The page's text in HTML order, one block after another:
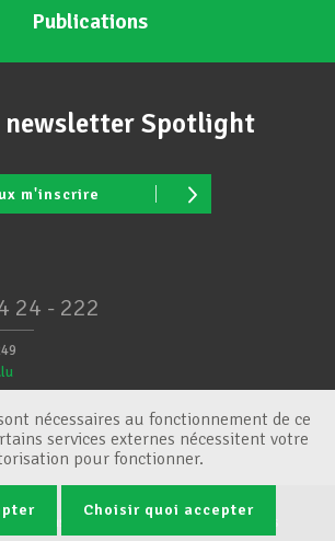
Publications
newsletter Spotlight
m'inscrire
24 - 222
Conditions générales Gestion des cookies
nécessaires au fonctionnement de ce
services externes nécessitent votre
pour fonctionner.
Choisir quoi accepter